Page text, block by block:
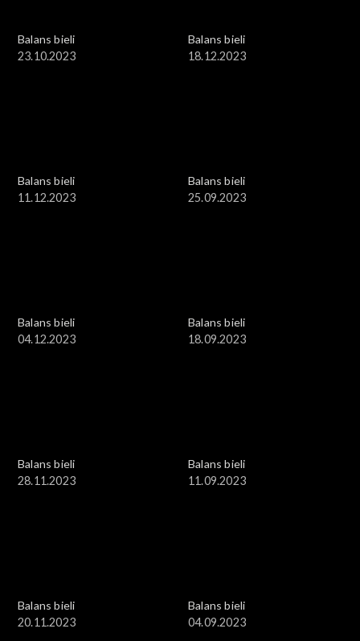
Balans bieli
23.10.2023
Balans bieli
18.12.2023
Balans bieli
11.12.2023
Balans bieli
25.09.2023
Balans bieli
04.12.2023
Balans bieli
18.09.2023
Balans bieli
28.11.2023
Balans bieli
11.09.2023
Balans bieli
20.11.2023
Balans bieli
04.09.2023